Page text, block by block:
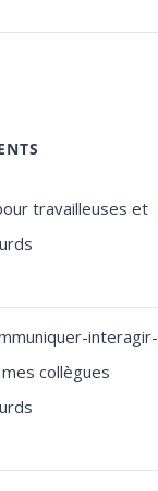
travailleuses et
interagir-
collègues